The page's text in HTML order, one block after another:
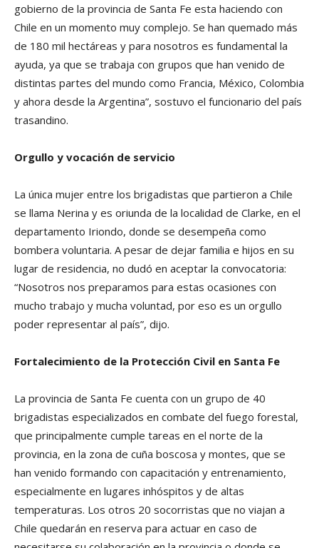
gobierno de la provincia de Santa Fe esta haciendo con
Chile en un momento muy complejo. Se han quemado más
de 180 mil hectáreas y para nosotros es fundamental la
ayuda, ya que se trabaja con grupos que han venido de
distintas partes del mundo como Francia, México, Colombia
y ahora desde la Argentina”, sostuvo el funcionario del país
trasandino.
Orgullo y vocación de servicio
La única mujer entre los brigadistas que partieron a Chile
se llama Nerina y es oriunda de la localidad de Clarke, en el
departamento Iriondo, donde se desempeña como
bombera voluntaria. A pesar de dejar familia e hijos en su
lugar de residencia, no dudó en aceptar la convocatoria:
“Nosotros nos preparamos para estas ocasiones con
mucho trabajo y mucha voluntad, por eso es un orgullo
poder representar al país”, dijo.
Fortalecimiento de la Protección Civil en Santa Fe
La provincia de Santa Fe cuenta con un grupo de 40
brigadistas especializados en combate del fuego forestal,
que principalmente cumple tareas en el norte de la
provincia, en la zona de cuña boscosa y montes, que se
han venido formando con capacitación y entrenamiento,
especialmente en lugares inhóspitos y de altas
temperaturas. Los otros 20 socorristas que no viajan a
Chile quedarán en reserva para actuar en caso de